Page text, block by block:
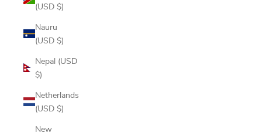
(USD $)
Nauru
(USD $)
Nepal (USD
$)
Netherlands
(USD $)
New